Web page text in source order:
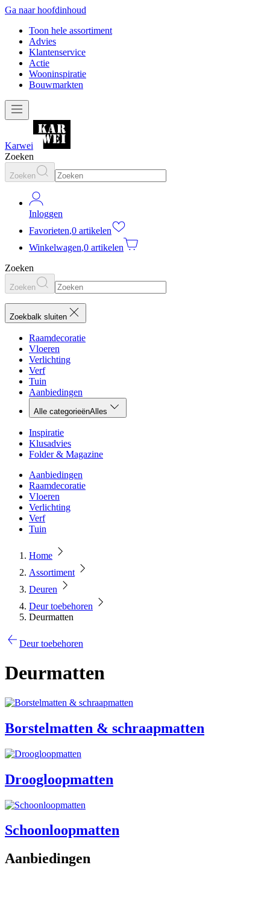
Ga naar hoofdinhoud
Toon hele assortiment
Advies
Klantenservice
Actie
Wooninspiratie
Bouwmarkten
Karwei
Zoeken
Zoeken
Inloggen
Favorieten,0 artikelen
Winkelwagen,0 artikelen
Zoeken
Zoeken
Zoekbalk sluiten
Raamdecoratie
Vloeren
Verlichting
Verf
Tuin
Aanbiedingen
Alle categorieënAlles
Inspiratie
Klusadvies
Folder & Magazine
Aanbiedingen
Raamdecoratie
Vloeren
Verlichting
Verf
Tuin
Home
Assortiment
Deuren
Deur toebehoren
Deurmatten
Deur toebehoren
Deurmatten
Borstelmatten & schraapmatten
Droogloopmatten
Schoonloopmatten
Aanbiedingen